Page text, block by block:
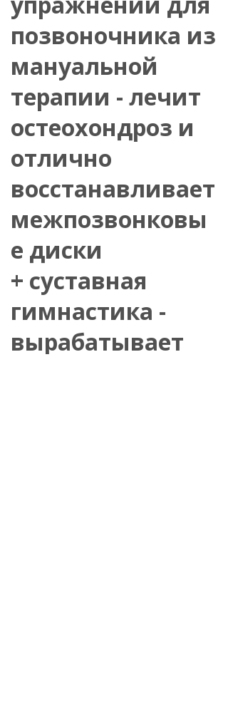
позвоночника из
мануальной
терапии - лечит
остеохондроз и
отлично
восстанавливает
межпозвонковы
е диски
+ суставная
гимнастика -
вырабатывает